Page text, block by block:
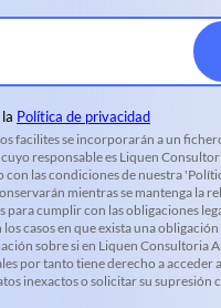
Política de privacidad
facilites se incorporarán a un
responsable es Liquen
con las condiciones de nuestra
mientras se mantenga la
para cumplir con las obligaciones
casos en que exista una
sobre si en Liquen Consultoria
por tanto tiene derecho a acceder
inexactos o solicitar su supresión